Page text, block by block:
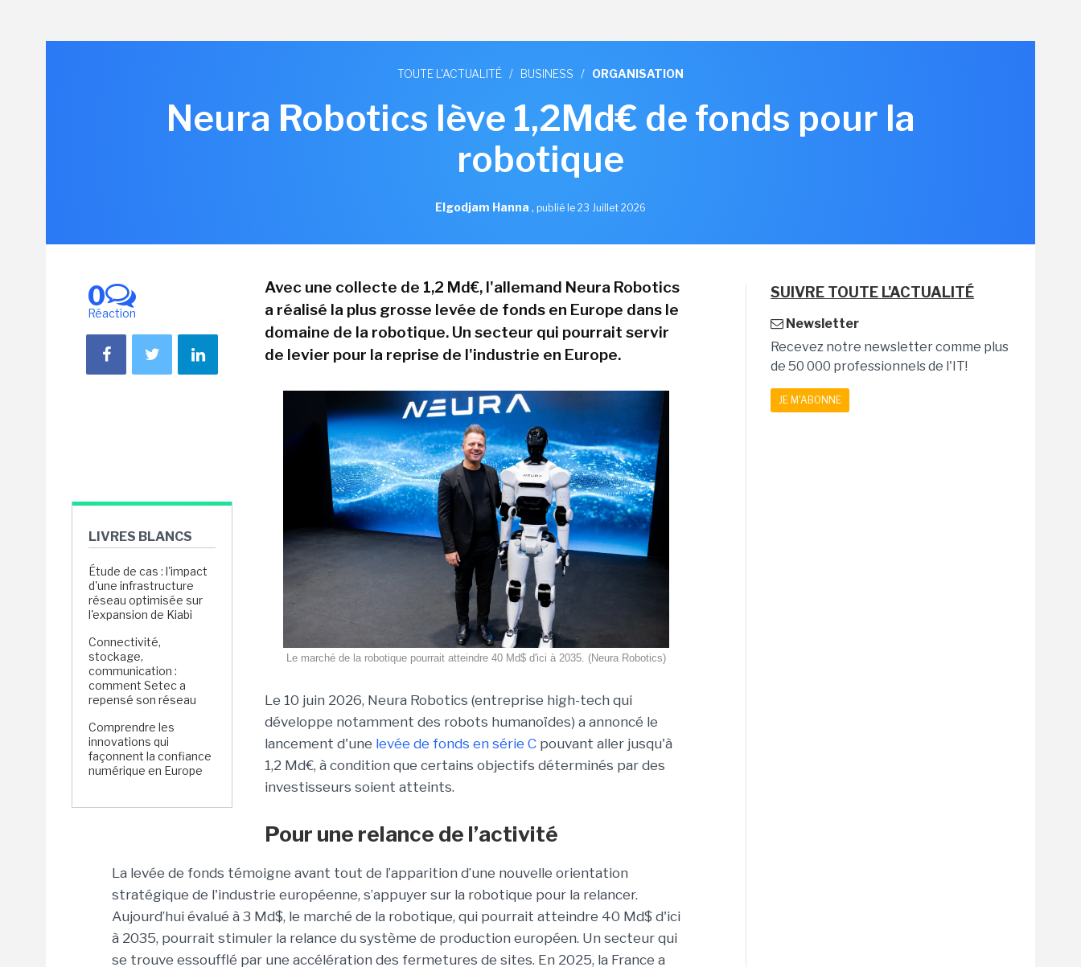
TOUTE L'ACTUALITÉ / BUSINESS / ORGANISATION
Neura Robotics lève 1,2Md€ de fonds pour la
robotique
Elgodjam Hanna , publié le 23 Juillet 2026
0
Réaction
LIVRES BLANCS
Étude de cas : l'impact
d'une infrastructure
réseau optimisée sur
l'expansion de Kiabi
Connectivité,
stockage,
communication :
comment Setec a
repensé son réseau
Comprendre les
innovations qui
façonnent la confiance
numérique en Europe
Avec une collecte de 1,2 Md€, l'allemand Neura Robotics
a réalisé la plus grosse levée de fonds en Europe dans le
domaine de la robotique. Un secteur qui pourrait servir
de levier pour la reprise de l'industrie en Europe.
Le marché de la robotique pourrait atteindre 40 Md$ d'ici à 2035. (Neura Robotics)
Le 10 juin 2026, Neura Robotics (entreprise high-tech qui
développe notamment des robots humanoïdes) a annoncé le
lancement d'une levée de fonds en série C pouvant aller jusqu'à
1,2 Md€, à condition que certains objectifs déterminés par des
investisseurs soient atteints.
Pour une relance de l’activité
La levée de fonds témoigne avant tout de l’apparition d’une nouvelle orientation
stratégique de l'industrie européenne, s’appuyer sur la robotique pour la relancer.
Aujourd’hui évalué à 3 Md$, le marché de la robotique, qui pourrait atteindre 40 Md$ d'ici
à 2035, pourrait stimuler la relance du système de production européen. Un secteur qui
se trouve essoufflé par une accélération des fermetures de sites. En 2025, la France a
SUIVRE TOUTE L'ACTUALITÉ
Newsletter
Recevez notre newsletter comme plus
de 50 000 professionnels de l'IT!
JE M'ABONNE